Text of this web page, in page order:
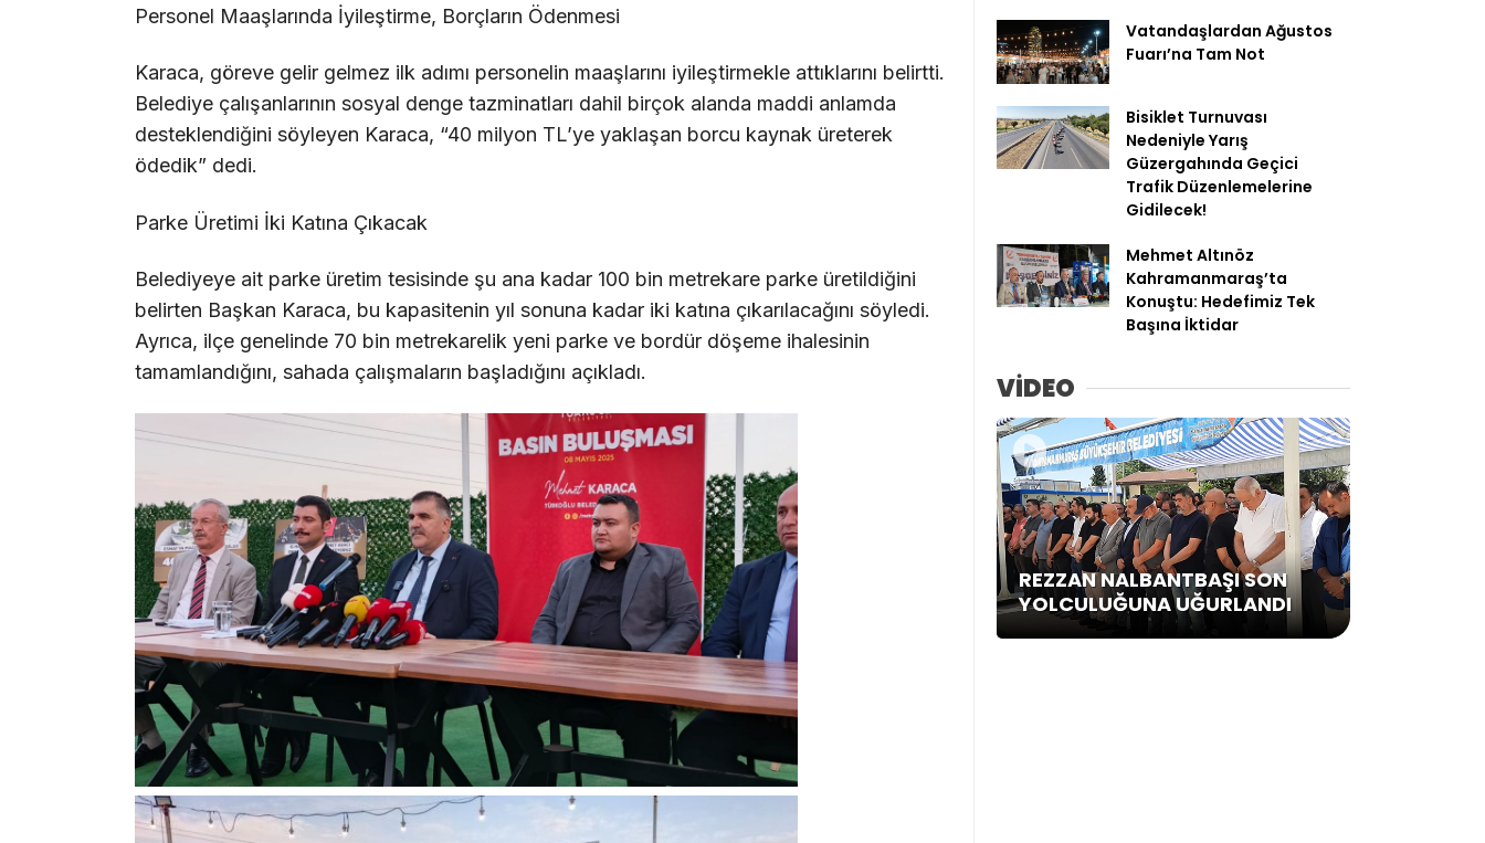
Personel Maaşlarında İyileştirme, Borçların Ödenmesi
Karaca, göreve gelir gelmez ilk adımı personelin maaşlarını iyileştirmekle attıklarını belirtti.
Belediye çalışanlarının sosyal denge tazminatları dahil birçok alanda maddi anlamda
desteklendiğini söyleyen Karaca, “40 milyon TL’ye yaklaşan borcu kaynak üreterek
ödedik” dedi.
Parke Üretimi İki Katına Çıkacak
Belediyeye ait parke üretim tesisinde şu ana kadar 100 bin metrekare parke üretildiğini
belirten Başkan Karaca, bu kapasitenin yıl sonuna kadar iki katına çıkarılacağını söyledi.
Ayrıca, ilçe genelinde 70 bin metrekarelik yeni parke ve bordür döşeme ihalesinin
tamamlandığını, sahada çalışmaların başladığını açıkladı.
Vatandaşlardan Ağustos
Fuarı’na Tam Not
Bisiklet Turnuvası
Nedeniyle Yarış
Güzergahında Geçici
Trafik Düzenlemelerine
Gidilecek!
Mehmet Altınöz
Kahramanmaraş’ta
Konuştu: Hedefimiz Tek
Başına İktidar
VİDEO
REZZAN NALBANTBAŞI SON
YOLCULUĞUNA UĞURLANDI